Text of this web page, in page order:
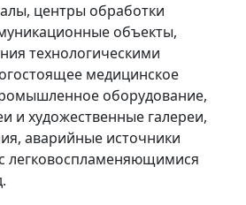
центры обработки
объекты,
технологическими
медицинское
оборудование,
и художественные галереи,
аварийные источники
легковоспламеняющимися